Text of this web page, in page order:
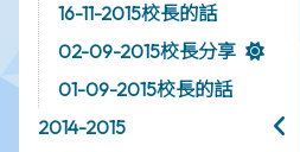
16-11-2015校長的話
02-09-2015校長分享
01-09-2015校長的話
2014-2015